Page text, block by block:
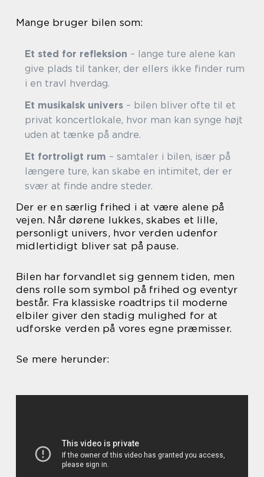
Mange bruger bilen som:
Et sted for refleksion – lange ture alene kan
give plads til tanker, der ellers ikke finder rum
i en travl hverdag.
Et musikalsk univers – bilen bliver ofte til et
privat koncertlokale, hvor man kan synge højt
uden at tænke på andre.
Et fortroligt rum – samtaler i bilen, især på
længere ture, kan skabe en intimitet, der er
svær at finde andre steder.
Der er en særlig frihed i at være alene på
vejen. Når dørene lukkes, skabes et lille,
personligt univers, hvor verden udenfor
midlertidigt bliver sat på pause.
Bilen har forvandlet sig gennem tiden, men
dens rolle som symbol på frihed og eventyr
består. Fra klassiske roadtrips til moderne
elbiler giver den stadig mulighed for at
udforske verden på vores egne præmisser.
Se mere herunder: